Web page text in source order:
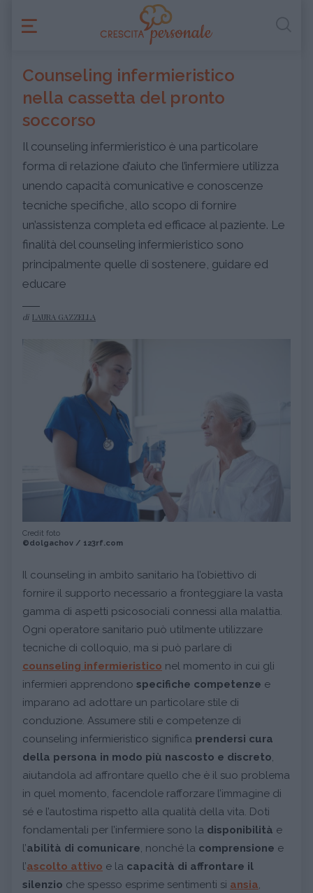
Counseling infermieristico
nella cassetta del pronto
soccorso
Il counseling infermieristico è una particolare
forma di relazione d’aiuto che l’infermiere utilizza
unendo capacità comunicative e conoscenze
tecniche specifiche, allo scopo di fornire
un’assistenza completa ed efficace al paziente. Le
finalità del counseling infermieristico sono
principalmente quelle di sostenere, guidare ed
educare
di LAURA GAZZELLA
Credit foto
©dolgachov / 123rf.com
Il counseling in ambito sanitario ha l’obiettivo di
fornire il supporto necessario a fronteggiare la vasta
gamma di aspetti psicosociali connessi alla malattia.
Ogni operatore sanitario può utilmente utilizzare
tecniche di colloquio, ma si può parlare di
counseling infermieristico nel momento in cui gli
infermieri apprendono specifiche competenze e
imparano ad adottare un particolare stile di
conduzione. Assumere stili e competenze di
counseling infermieristico significa prendersi cura
della persona in modo più nascosto e discreto
aiutandola ad affrontare quello che è il suo problema
in quel momento, facendole rafforzare l’immagine di
sé e l’autostima rispetto alla qualità della vita. Doti
fondamentali per l’infermiere sono la disponibilità e
l’abilità di comunicare , nonché la comprensione e
l’ascolto attivo e la capacità di affrontare il
silenzio che spesso esprime sentimenti si ansia